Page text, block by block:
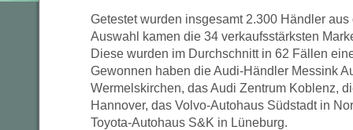
Getestet wurden insgesamt 2.300 Händler
Auswahl kamen die 34 verkaufsstärksten
Diese wurden im Durchschnitt in 62 Fällen
Gewonnen haben die Audi-Händler Messink
Wermelskirchen, das Audi Zentrum Koblenz,
Hannover, das Volvo-Autohaus Südstadt in
Toyota-Autohaus S&K in Lüneburg.